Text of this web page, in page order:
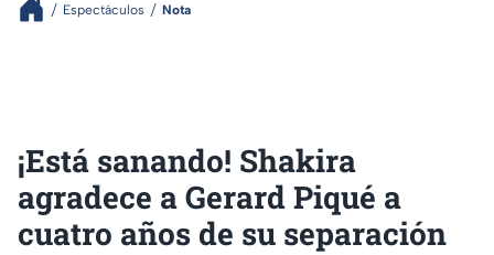
Espectáculos Nota
¡Está sanando! Shakira
agradece a Gerard Piqué a
cuatro años de su separación